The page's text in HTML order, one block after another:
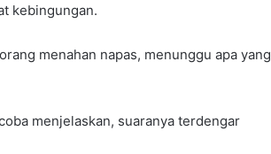
kebingungan.
menahan napas, menunggu apa yang
menjelaskan, suaranya terdengar